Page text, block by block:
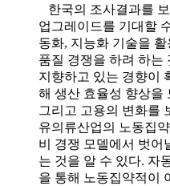
한국의 조사결과를
업그레이드를 기대할
동화, 지능화 기술을
품질 경쟁을 하려 하는
지향하고 있는 경향이
해 생산 효율성 향상을
그리고 고용의 변화를
유의류산업의 노동집
비 경쟁 모델에서 벗어
는 것을 알 수 있다. 자
을 통해 노동집약적이